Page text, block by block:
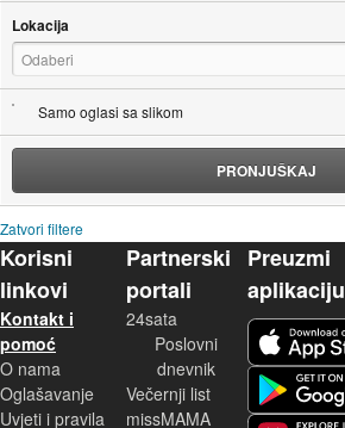
Lokacija
Odaberi
Samo oglasi sa slikom
PRONJUŠKAJ
Zatvori filtere
Korisni
linkovi
Kontakt i
pomoć
O nama
Oglašavanje
Uvjeti i pravila
Partnerski
portali
24sata
Poslovni
dnevnik
Večernji list
missMAMA
Preuzmi
aplikaciju